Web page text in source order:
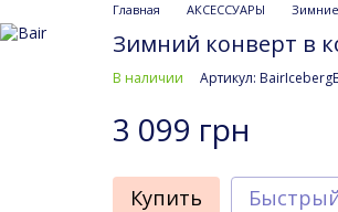
Главная АКСЕССУАРЫ
Зимний конверт в
В наличии Артикул:
3 099 грн
Купить